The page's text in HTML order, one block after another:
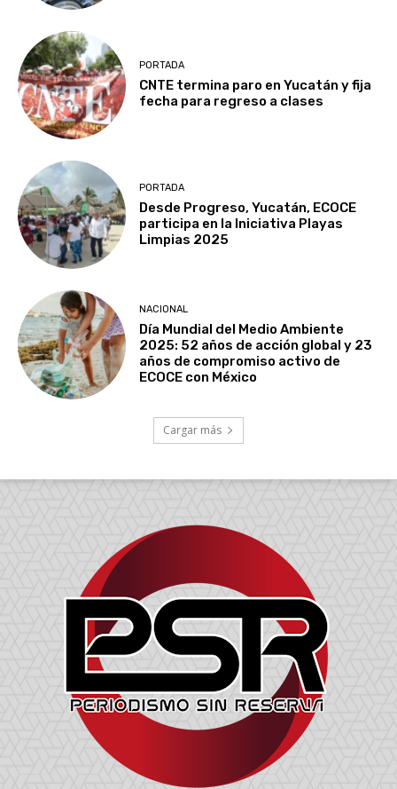
PORTADA
CNTE termina paro en Yucatán y fija
fecha para regreso a clases
PORTADA
Desde Progreso, Yucatán, ECOCE
participa en la Iniciativa Playas
Limpias 2025
NACIONAL
Día Mundial del Medio Ambiente
2025: 52 años de acción global y 23
años de compromiso activo de
ECOCE con México
Cargar más